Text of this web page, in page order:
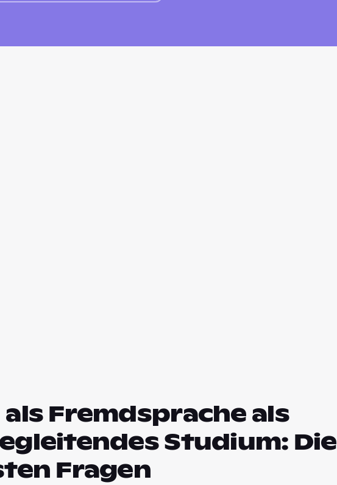
Fremdsprache als
Studium: Die
Fragen